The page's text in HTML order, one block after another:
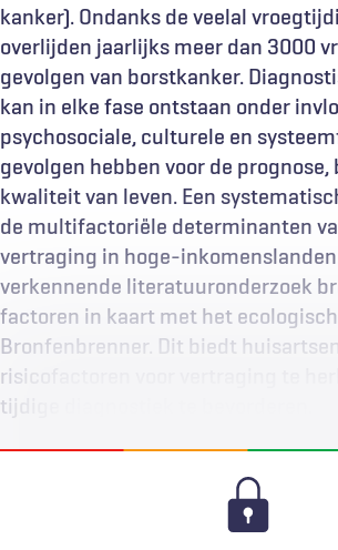
kanker). Ondanks de veelal
overlijden jaarlijks meer dan 3000
gevolgen van borstkanker.
kan in elke fase ontstaan onder
psychosociale, culturele en
gevolgen hebben voor de
kwaliteit van leven. Een
de multifactoriële determinanten
vertraging in hoge-
verkennende literatuuronderzoek
factoren in kaart met het
Bronfenbrenner. Dit biedt
risicofactoren voor vertraging te
tijdige diagnostiek te bevorderen.